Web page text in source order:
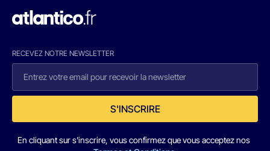
RECEVEZ NOTRE NEWSLETTER
S'INSCRIRE
En cliquant sur s'inscrire, vous confirmez que vous acceptez nos